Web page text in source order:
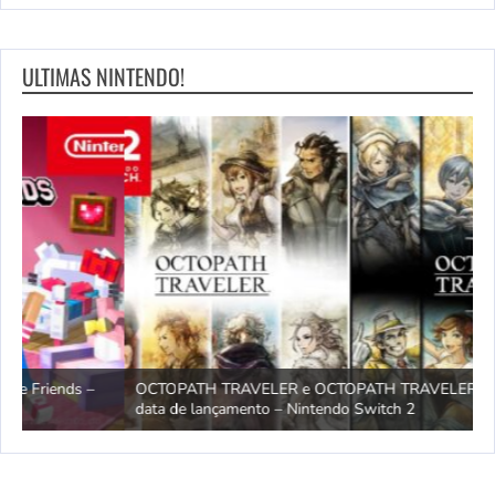
ULTIMAS NINTENDO!
OCTOPATH TRAVELER e OCTOPATH TRAVELER II – Trailer da
data de lançamento – Nintendo Switch 2